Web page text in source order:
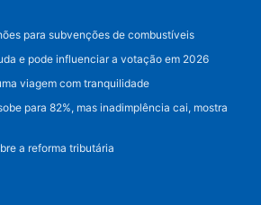
para subvenções de combustíveis
e pode influenciar a votação em 2026
viagem com tranquilidade
para 82%, mas inadimplência cai, mostra
a reforma tributária